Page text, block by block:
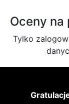
Oceny
Tylko